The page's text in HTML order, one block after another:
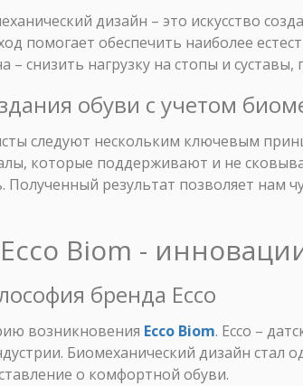
дизайн – это искусство
помогает обеспечить наиболее
– снизить нагрузку на стопы и
обуви с учетом
следуют нескольким ключевым
которые поддерживают и не
Полученный результат позволяет нам
Ecco Biom -
бренда Ecco
возникновения Ecco Biom. Ecco –
Биомеханический дизайн
о комфортной обуви.